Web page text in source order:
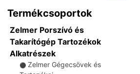
Termékcsoportok
Zelmer Porszívó és
Takarítógép Tartozékok
Alkatrészek
⚫ Zelmer Gégecsövek és